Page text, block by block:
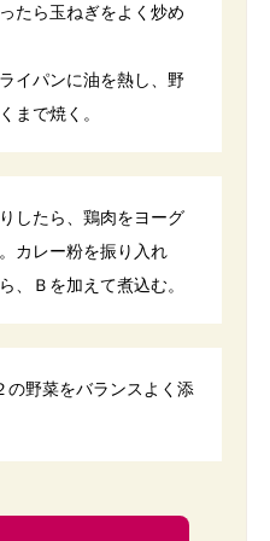
たら玉ねぎをよく炒め
イパンに油を熱し、野
まで焼く。
したら、鶏肉をヨーグ
カレー粉を振り入れ
、Ｂを加えて煮込む。
の野菜をバランスよく添